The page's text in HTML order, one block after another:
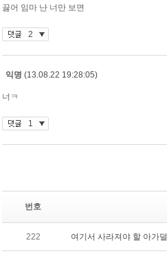
번호
222 여기서 사라져야 할 아가덜